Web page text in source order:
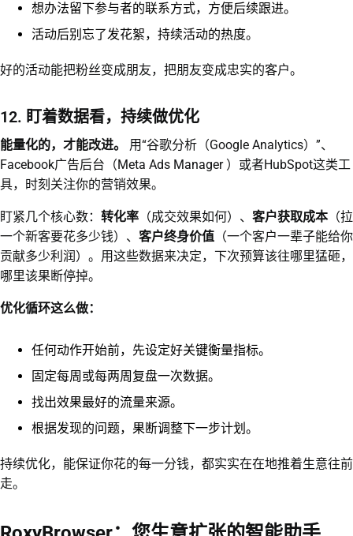
想办法留下参与者的联系方式，方便后续跟进。
活动后别忘了发花絮，持续活动的热度。
好的活动能把粉丝变成朋友，把朋友变成忠实的客户。
12. 盯着数据看，持续做优化
能量化的，才能改进。
用“谷歌分析（Google Analytics）”、
Facebook广告后台（Meta Ads Manager ）或者HubSpot这类工
具，时刻关注你的营销效果。
盯紧几个核心数： 转化率 （成交效果如何）、 客户获取成本（拉
一个新客要花多少钱）、 客户终身价值 （一个客户一辈子能给你
贡献多少利润）。用这些数据来决定，下次预算该往哪里猛砸，
哪里该果断停掉。
优化循环这么做：
任何动作开始前，先设定好关键衡量指标。
固定每周或每两周复盘一次数据。
找出效果最好的流量来源。
根据发现的问题，果断调整下一步计划。
持续优化，能保证你花的每一分钱，都实实在在地推着生意往前
走。